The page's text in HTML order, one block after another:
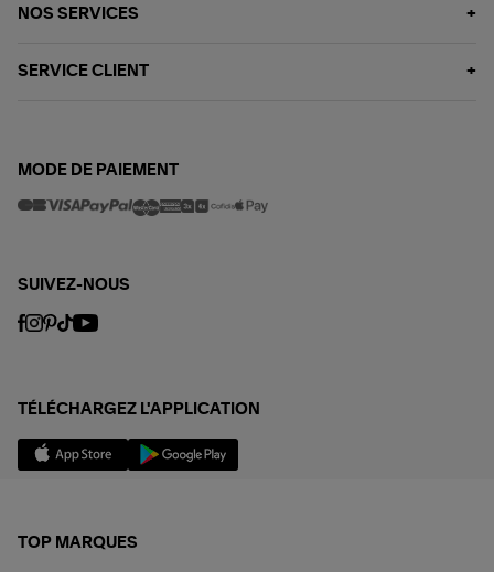
NOS SERVICES
SERVICE CLIENT
MODE DE PAIEMENT
SUIVEZ-NOUS
TÉLÉCHARGEZ L'APPLICATION
TOP MARQUES